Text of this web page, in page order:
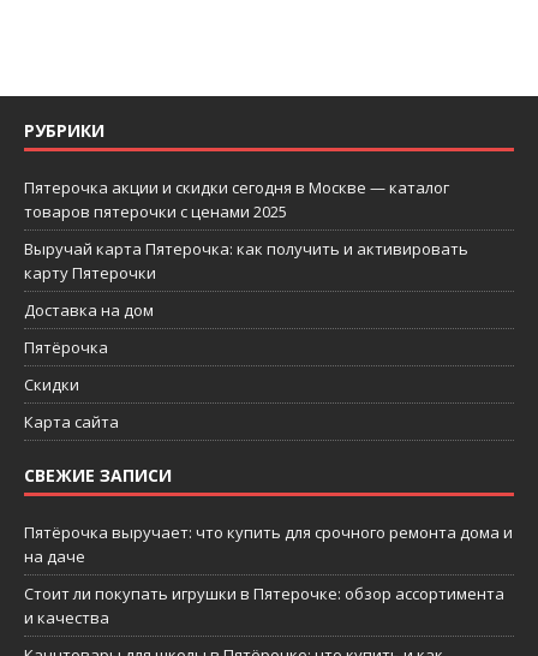
РУБРИКИ
Пятерочка акции и скидки сегодня в Москве — каталог
товаров пятерочки с ценами 2025
Выручай карта Пятерочка: как получить и активировать
карту Пятерочки
Доставка на дом
Пятёрочка
Скидки
Карта сайта
СВЕЖИЕ ЗАПИСИ
Пятёрочка выручает: что купить для срочного ремонта дома и
на даче
Стоит ли покупать игрушки в Пятерочке: обзор ассортимента
и качества